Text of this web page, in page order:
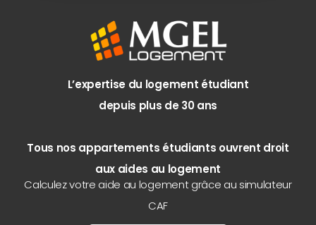
L’expertise du logement étudiant
depuis plus de 30 ans
Tous nos appartements étudiants ouvrent droit
aux aides au logement
Calculez votre aide au logement grâce au simulateur
CAF